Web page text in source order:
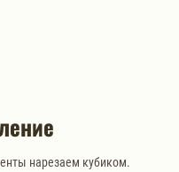
нарезаем кубиком.